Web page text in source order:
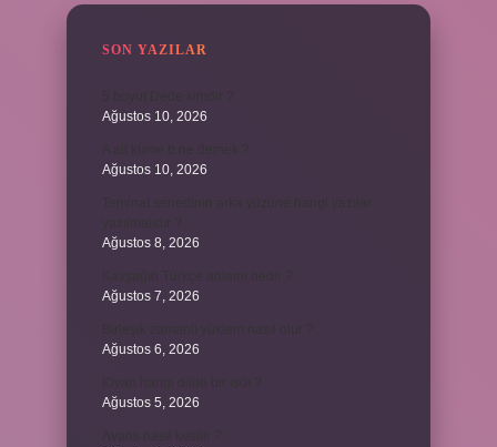
SON YAZILAR
Ağustos 10, 2026
Ağustos 10, 2026
Ağustos 8, 2026
Ağustos 7, 2026
Ağustos 6, 2026
Ağustos 5, 2026